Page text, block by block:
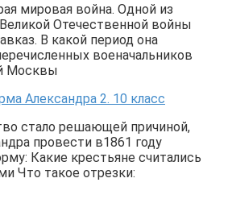
мировая война. Одной из
Отечественной войны
В какой период она
военачальников
Москвы
Александра 2. 10 класс
стало решающей причиной,
провести в1861 году
Какие крестьяне считались
Что такое отрезки: